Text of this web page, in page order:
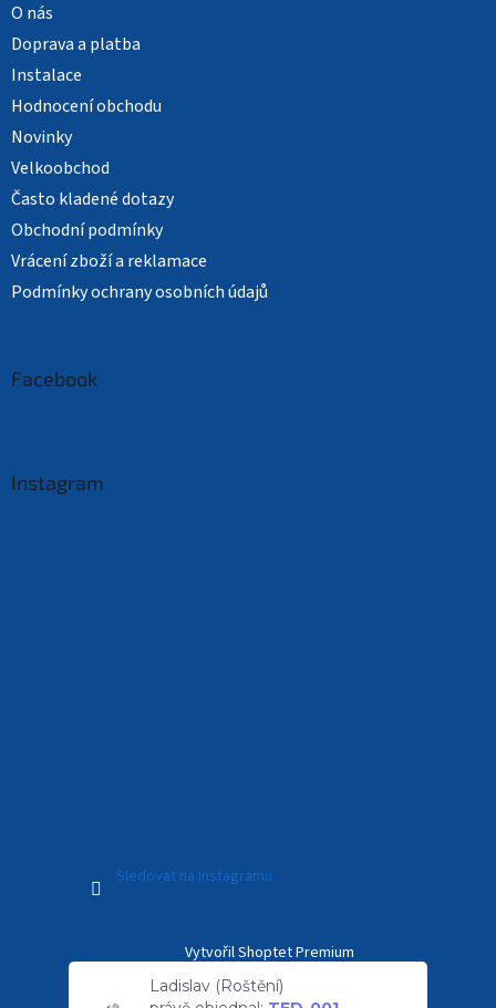
O nás
Doprava a platba
Instalace
Hodnocení obchodu
Novinky
Velkoobchod
Často kladené dotazy
Obchodní podmínky
Vrácení zboží a reklamace
Podmínky ochrany osobních údajů
Facebook
Instagram
Sledovat na Instagramu
Vytvořil Shoptet Premium
Ladislav (Roštění)
právě objednal: TED-001